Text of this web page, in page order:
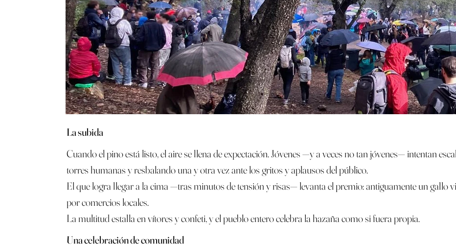
La subida
Cuando el pino está listo, el aire se llena de expectación. Jóvenes —y a veces no tan jóvenes— intentan
torres humanas y resbalando una y otra vez ante los gritos y aplausos del público.
El que logra llegar a la cima —tras minutos de tensión y risas— levanta el premio: antiguamente un gallo
por comercios locales.
La multitud estalla en vítores y confeti, y el pueblo entero celebra la hazaña como si fuera propia.
Una celebración de comunidad